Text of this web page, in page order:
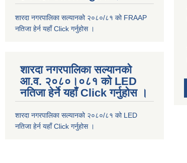
शारदा नगरपालिका सल्यानको २०८०/८१ को FRAAP
नतिजा हेर्न यहाँ Click गर्नुहोस ।
शारदा नगरपालिका सल्यानको
आ.व. २०८०।०८१ को LED
नतिजा हेर्ने यहाँ Click गर्नुहोस ।
शारदा नगरपालिका सल्यानको २०८०/८१ को LED
नतिजा हेर्न यहाँ Click गर्नुहोस ।